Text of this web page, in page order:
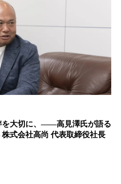
を大切に、――高見澤氏が語る
式会社高尚 代表取締役社長